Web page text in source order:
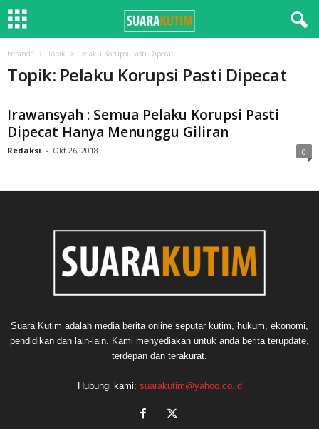
Beranda Topik Pelaku Korupsi Pasti Dipecat
Topik: Pelaku Korupsi Pasti Dipecat
Irawansyah : Semua Pelaku Korupsi Pasti
Dipecat Hanya Menunggu Giliran
Redaksi - Okt 26, 2018 0
Suara Kutim adalah media berita online seputar kutim, hukum, ekonomi,
pendidikan dan lain-lain. Kami menyediakan untuk anda berita terupdate,
terdepan dan terakurat.
Hubungi kami: suarakutim@yahoo.co.id